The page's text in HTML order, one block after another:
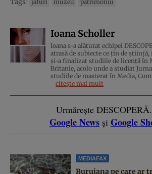
jafuri muzeu patrimoniu
Ioana Scholler
Ioana s-a alăturat echipei
atrasă de subiecte ce țin de
și-a finalizat studiile de licență în
Britanie, acolo unde a studiat
studiile de masterat în Media,
citește mai mult
Urmărește
Google News și Google
MEDIAFAX
Buruiana pe care ar